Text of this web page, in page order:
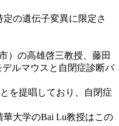
の遺伝子変異に限定さ
）の高雄啓三教授、藤田
ルマウスと自閉症診断バ
を提唱しており、自閉症
大学のBai Lu教授はこの